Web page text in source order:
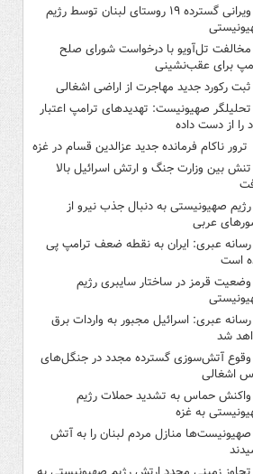
ویرانی گسترده ۱۹ روستای لبنان توسط رژیم
مخالفت تل‌آویو با درخواست شورای صلح
برای عقب‌نشینی
ثبت رکورد جدید مهاجرت از اراضی اشغالی
تحلیلگر صهیونیست: تهدیدهای ترامپ اعتبار
را از دست داده
ترور ناکام فرمانده جدید عزالدین قسام در غزه
تنش بین وزارت جنگ و ارتش اسرائیل بالا
رژیم صهیونیستی به دنبال جذب نیرو از
عربی
رسانه عبری: ایران به نقطه ضعف ترامپ پی
است
وضعیت قرمز در ساختار سایبری رژیم
رسانه عبری: اسرائیل مجبور به واردات برق
شد
وقوع آتش‌سوزی گسترده مجدد در جنگل‌های
اشغالی
واکنش حماس به تشدید حملات رژیم
به غزه
صهیونیست‌ها منازل مردم لبنان را به ‌آتش